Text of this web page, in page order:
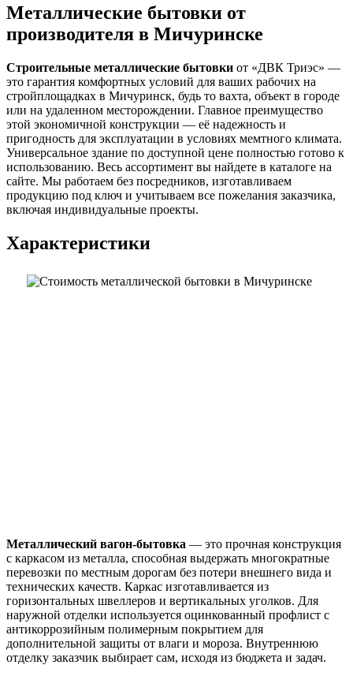
Металлические бытовки от
производителя в Мичуринске
Строительные металлические бытовки от «ДВК Триэс» —
это гарантия комфортных условий для ваших рабочих на
стройплощадках в Мичуринск, будь то вахта, объект в городе
или на удаленном месторождении. Главное преимущество
этой экономичной конструкции — её надежность и
пригодность для эксплуатации в условиях мемтного климата.
Универсальное здание по доступной цене полностью готово к
использованию. Весь ассортимент вы найдете в каталоге на
сайте. Мы работаем без посредников, изготавливаем
продукцию под ключ и учитываем все пожелания заказчика,
включая индивидуальные проекты.
Характеристики
Металлический вагон-бытовка — это прочная конструкция
с каркасом из металла, способная выдержать многократные
перевозки по местным дорогам без потери внешнего вида и
технических качеств. Каркас изготавливается из
горизонтальных швеллеров и вертикальных уголков. Для
наружной отделки используется оцинкованный профлист с
антикоррозийным полимерным покрытием для
дополнительной защиты от влаги и мороза. Внутреннюю
отделку заказчик выбирает сам, исходя из бюджета и задач.